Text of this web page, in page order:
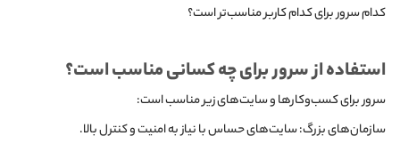
کدام سرور برای کدام کاربر مناسب‌تر است؟
استفاده از سرور برای چه کسانی مناسب است؟
سرور برای کسب‌وکارها و سایت‌های زیر مناسب است:
سازمان‌های بزرگ: سایت‌های حساس با نیاز به امنیت و کنترل بالا.